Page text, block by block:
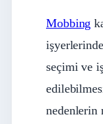
Mobbing
seçimi ve
nedenlerin